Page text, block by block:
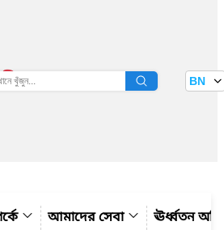
তথ্য বাতায়ন BN
আমাদের সেবা ঊর্ধ্বতন